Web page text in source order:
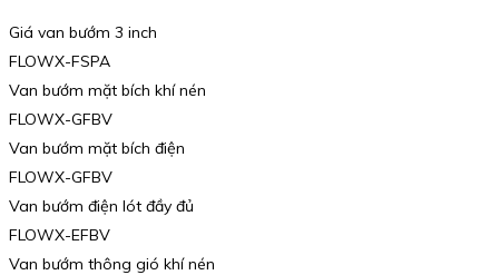
Giá van bướm 3 inch
FLOWX-FSPA
Van bướm mặt bích khí nén
FLOWX-GFBV
Van bướm mặt bích điện
FLOWX-GFBV
Van bướm điện lót đầy đủ
FLOWX-EFBV
Van bướm thông gió khí nén